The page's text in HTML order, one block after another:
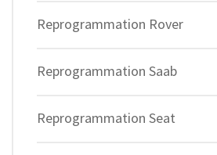
Reprogrammation Rover
Reprogrammation Saab
Reprogrammation Seat